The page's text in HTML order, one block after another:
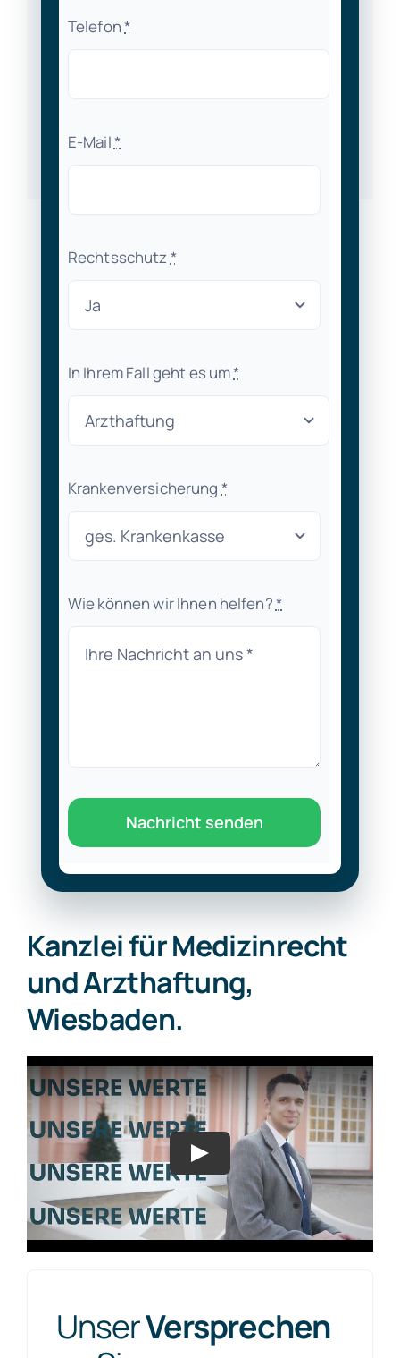
Telefon*
E-Mail*
Rechtsschutz *
In Ihrem Fall geht es um*
Krankenversicherung *
Wie können wir Ihnen helfen?*
Nachricht senden
Kanzlei für Medizinrecht
und Arzthaftung,
Wiesbaden.
UnserVersprechen